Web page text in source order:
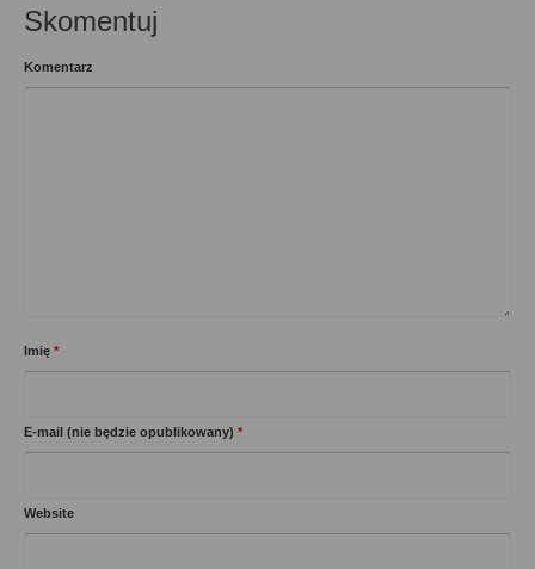
Skomentuj
Komentarz
Imię *
E-mail (nie będzie opublikowany) *
Website